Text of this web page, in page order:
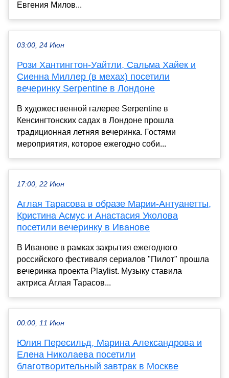
Евгения Милов...
03:00, 24 Июн
Рози Хантингтон-Уайтли, Сальма Хайек и
Сиенна Миллер (в мехах) посетили
вечеринку Serpentine в Лондоне
В художественной галерее Serpentine в
Кенсингтонских садах в Лондоне прошла
традиционная летняя вечеринка. Гостями
мероприятия, которое ежегодно соби...
17:00, 22 Июн
Аглая Тарасова в образе Марии-Антуанетты,
Кристина Асмус и Анастасия Уколова
посетили вечеринку в Иванове
В Иванове в рамках закрытия ежегодного
российского фестиваля сериалов "Пилот" прошла
вечеринка проекта Playlist. Музыку ставила
актриса Аглая Тарасов...
00:00, 11 Июн
Юлия Пересильд, Марина Александрова и
Елена Николаева посетили
благотворительный завтрак в Москве